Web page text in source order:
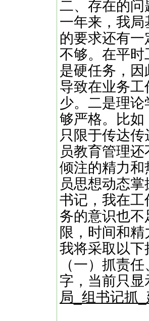
二、存在的
一年来，我
的要求还有
不够。在平
是硬任务，
导致在业务
少。二是理
够严格。比
只限于传达
员教育管理
倾注的精力
员思想动态
书记，我在
务的意识也
限，时间和
我将采取以
（一）抓责
字，当前只
局_组书记抓